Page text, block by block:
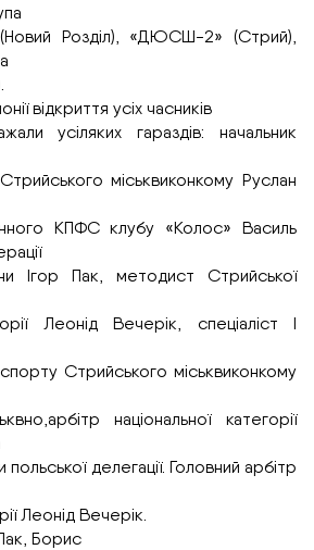
Розділ), «ДЮСШ-2» (Стрий),
відкриття усіх часників
усіляких гараздів: начальник
міськвиконкому Руслан
КПФС клубу «Колос» Василь
Ігор Пак, методист Стрийської
Леонід Вечерік, спеціаліст I
спорту Стрийського міськвиконкому
національної категорії
делегації. Головний арбітр
Леонід Вечерік.
Борис